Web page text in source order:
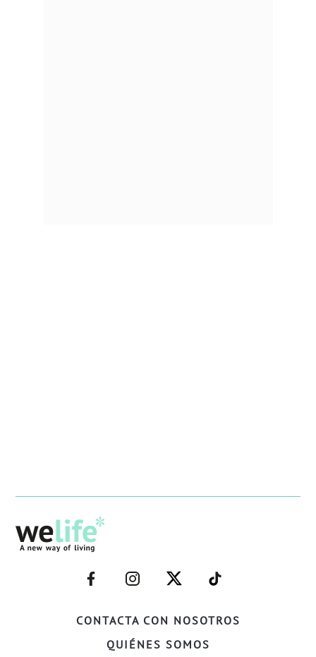
CONTACTA CON NOSOTROS
QUIÉNES SOMOS
–
FACEBOOK–
–
INSTAGRAM–
–
TWITTER–
–
WELIFE–